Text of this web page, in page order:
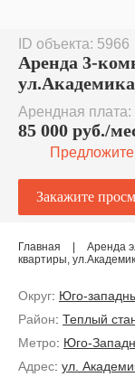
ID объекта: 5966
Аренда 3-
Арендная плата:
85 000 руб./
Главная Аренда
квартиры,
Округ: Юго-
Район: Теплый
Метро: Юго-
Адрес: ул.